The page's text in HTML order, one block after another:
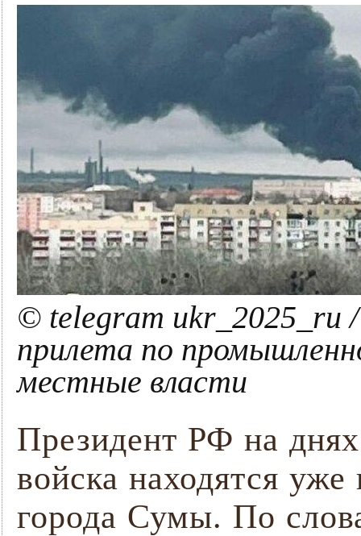
© telegram ukr_2025_ru
прилета по
местные власти
Президент РФ на
войска находятся
города Сумы. По